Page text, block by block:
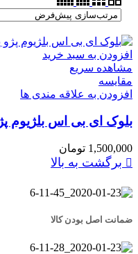
افزودن به سبد خرید
مشاهده سریع
مقایسه
افزودن به علاقه مندی ها
بلوک ای بی اس بلژیوم
1,500,000 تومان
برگشت به بالا
ضمانت اصل بودن کالا